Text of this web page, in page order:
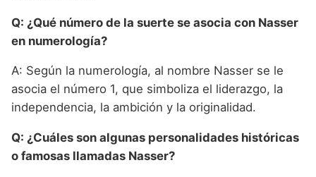
Q: ¿Qué número de la suerte se asocia con Nasser
en numerología?
A: Según la numerología, al nombre Nasser se le
asocia el número 1, que simboliza el liderazgo, la
independencia, la ambición y la originalidad.
Q: ¿Cuáles son algunas personalidades históricas
o famosas llamadas Nasser?